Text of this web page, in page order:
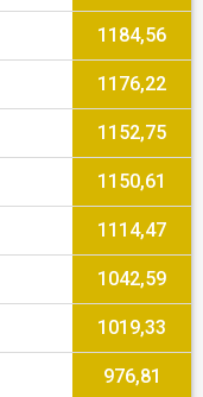
1184,56
1176,22
1152,75
1150,61
1114,47
1042,59
1019,33
976,81